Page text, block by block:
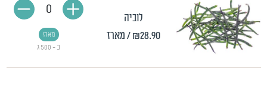
לוביה
₪28.90/ מארז
כ - 500 ג
מארז
0